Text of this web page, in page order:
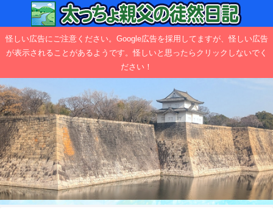
怪しい広告にご注意ください。Google広告を採用してますが、怪しい広告
が表示されることがあるようです。怪しいと思ったらクリックしないでく
ださい！